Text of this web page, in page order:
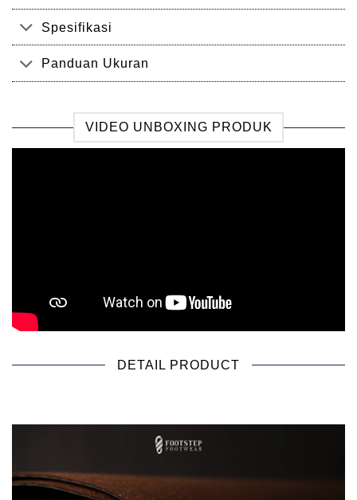
Spesifikasi
Panduan Ukuran
VIDEO UNBOXING PRODUK
DETAIL PRODUCT